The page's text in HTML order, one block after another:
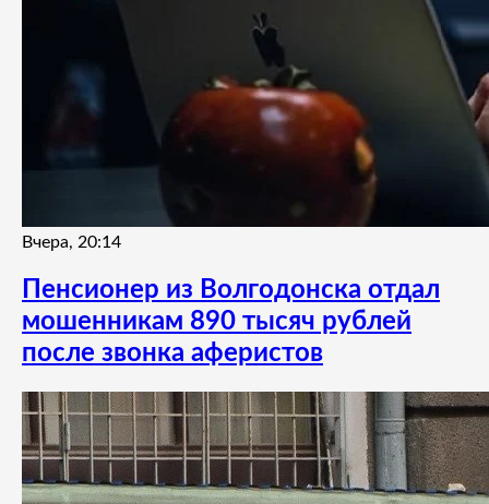
Вчера, 20:14
Пенсионер из Волгодонска отдал
мошенникам 890 тысяч рублей
после звонка аферистов